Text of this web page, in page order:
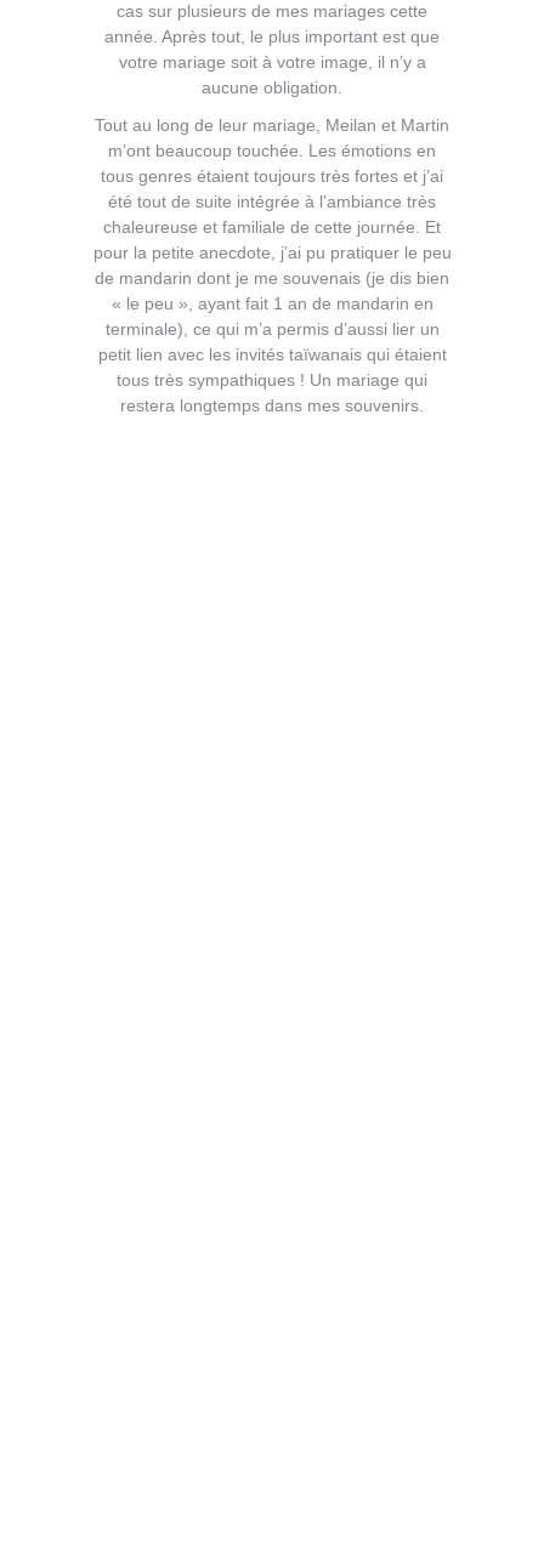
cas sur plusieurs de mes mariages cette
année. Après tout, le plus important est que
votre mariage soit à votre image, il n’y a
aucune obligation.
Tout au long de leur mariage, Meilan et Martin
m’ont beaucoup touchée. Les émotions en
tous genres étaient toujours très fortes et j’ai
été tout de suite intégrée à l’ambiance très
chaleureuse et familiale de cette journée. Et
pour la petite anecdote, j’ai pu pratiquer le peu
de mandarin dont je me souvenais (je dis bien
« le peu », ayant fait 1 an de mandarin en
terminale), ce qui m’a permis d’aussi lier un
petit lien avec les invités taïwanais qui étaient
tous très sympathiques ! Un mariage qui
restera longtemps dans mes souvenirs.